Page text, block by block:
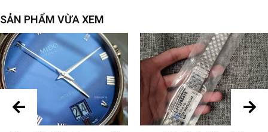
SẢN PHẨM VỪA XEM